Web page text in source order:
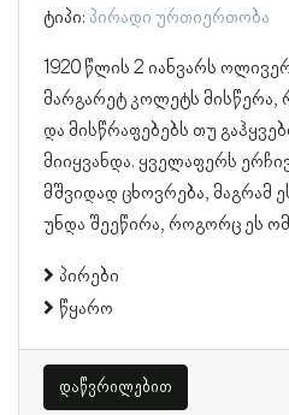
ტიპი: პირადი ურთიერთობა
1920 წლის 2 იანვარს
მარგარეტ კოლეტს მისწერა,
და მისწრაფებებს თუ
მიიყვანდა. ყველაფერს
მშვიდად ცხოვრება, მაგრამ
უნდა შეეწირა, როგორც ეს
პირები
წყარო
დაწვრილებით